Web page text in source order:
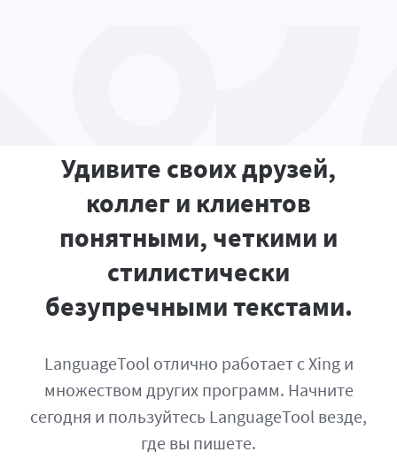
Удивите своих друзей,
коллег и клиентов
понятными, четкими и
стилистически
безупречными текстами.
LanguageTool отлично работает с Xing и
множеством других программ. Начните
сегодня и пользуйтесь LanguageTool везде,
где вы пишете.